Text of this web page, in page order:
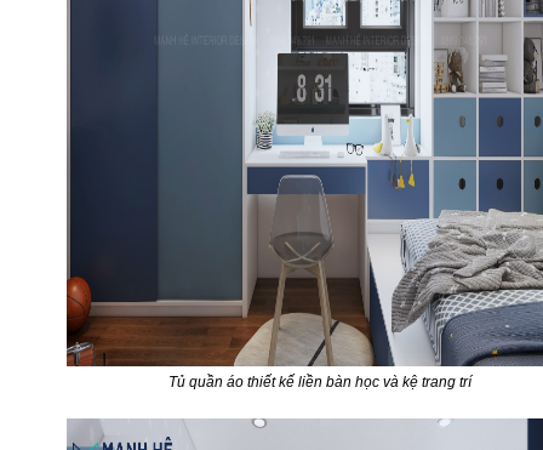
Tủ quần áo thiết kế liền bàn học và kệ trang trí